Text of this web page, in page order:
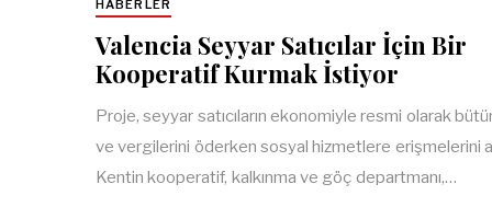
HABERLER
Valencia Seyyar Satıcılar İçin Bir
Kooperatif Kurmak İstiyor
Proje, seyyar satıcıların ekonomiyle resmi olarak
ve vergilerini öderken sosyal hizmetlere erişmelerini
Kentin kooperatif, kalkınma ve göç departmanı,…